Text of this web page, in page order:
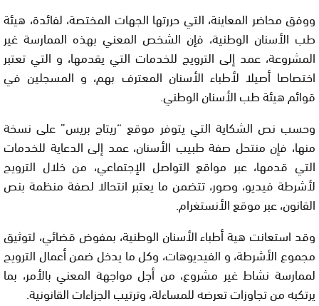
ووفق محاضر المعاينة، التي حررتها الجهات المختصة، لفائدة، هيئة
طب الأسنان الوطنية، فإن الشخص المعني بهذه الممارسة غير
المشروعة، عمد إلى الترويج للخدمات التي يقدمها، و التي تعتبر
اختصاصا أصيلا لأطباء الأسنان المعترف بهم، و المسجلين في
قوائم هيئة طب الأسنان الوطني.
وحسب نص الشكاية التي يتوفر موقع “ريتاج بريس” على نسخة
منها، فإن منتحل صفة طبيب الأسنان، عمد إلى الدعاية للخدمات
التي قدمها، عبر مواقع التواصل الإجتماعي، من خلال الترويج
لأشرطة فيديو، وصور، تتضمن ما يعتبر انتحالا لصفة منظمة بنص
القانون، عبر موقع الأنستغرام.
وقد استعانت هية أطباء الأسنان الوطنية، بمفوض قضائي، لتوثيق
مجموع الأشرطة، و الفيديوهات، وكل ما يدخل ضمن أعمال الترويج
لممارسة نشاط غير مشروع، من أجل مواجهة المعني بالأمر، بما
يرتكبه من تجاوزات تعرضه للمساءلة، وترتيب الجزاءات القانونية.